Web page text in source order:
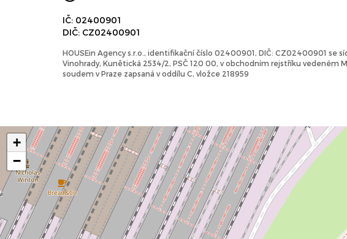
IČ: 02400901
DIČ: CZ02400901
HOUSEin Agency s.r.o., identifikační číslo 02400901, DIČ: CZ02400901 se
Vinohrady, Kunětická 2534/2, PSČ 120 00, v obchodním rejstříku vedeném
soudem v Praze zapsaná v oddílu C, vložce 218959
+
−